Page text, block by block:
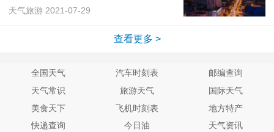
天气旅游 2021-07-29
查看更多 >
全国天气 汽车时刻表
邮编查询
天气常识
旅游天气
国际天气
美食天下
飞机时刻表
地方特产
快递查询
今日油 天气资讯